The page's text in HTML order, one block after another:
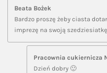
Beata Bożek
Bardzo proszę żeby ciasta
imprezę na swoją szedziesiatkę
Pracownia cukiernicza
Dzień dobry 🙂